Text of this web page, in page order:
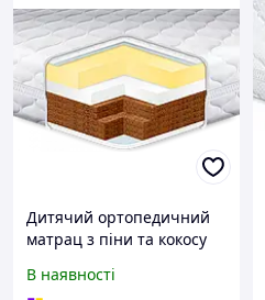
Дитячий ортопедичний
матрац з піни та кокосу
Eurosleep
В наявності